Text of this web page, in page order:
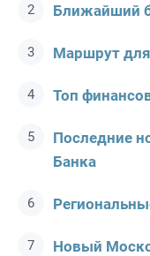
Ближайший
Маршрут
Топ
Последние
Банка
Новый